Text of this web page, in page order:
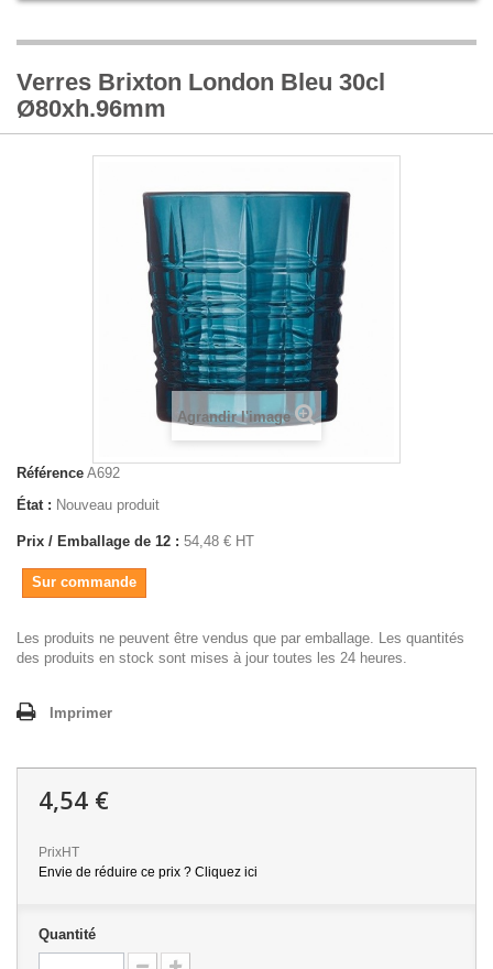
Verres Brixton London Bleu 30cl
Ø80xh.96mm
Agrandir l'image
Référence A692
État : Nouveau produit
Prix / Emballage de 12 : 54,48 € HT
Sur commande
Les produits ne peuvent être vendus que par emballage. Les quantités
des produits en stock sont mises à jour toutes les 24 heures.
Imprimer
4,54 €
PrixHT
Envie de réduire ce prix ? Cliquez ici
Quantité